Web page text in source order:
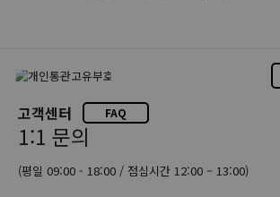
고객센터 FAQ
1:1 문의
(평일 09:00 - 18:00 / 점심시간 12:00 – 13:00)